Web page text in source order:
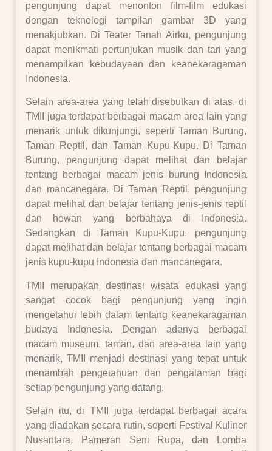
pengunjung dapat menonton film-film edukasi
dengan teknologi tampilan gambar 3D yang
menakjubkan. Di Teater Tanah Airku, pengunjung
dapat menikmati pertunjukan musik dan tari yang
menampilkan kebudayaan dan keanekaragaman
Indonesia.
Selain area-area yang telah disebutkan di atas, di
TMII juga terdapat berbagai macam area lain yang
menarik untuk dikunjungi, seperti Taman Burung,
Taman Reptil, dan Taman Kupu-Kupu. Di Taman
Burung, pengunjung dapat melihat dan belajar
tentang berbagai macam jenis burung Indonesia
dan mancanegara. Di Taman Reptil, pengunjung
dapat melihat dan belajar tentang jenis-jenis reptil
dan hewan yang berbahaya di Indonesia.
Sedangkan di Taman Kupu-Kupu, pengunjung
dapat melihat dan belajar tentang berbagai macam
jenis kupu-kupu Indonesia dan mancanegara.
TMII merupakan destinasi wisata edukasi yang
sangat cocok bagi pengunjung yang ingin
mengetahui lebih dalam tentang keanekaragaman
budaya Indonesia. Dengan adanya berbagai
macam museum, taman, dan area-area lain yang
menarik, TMII menjadi destinasi yang tepat untuk
menambah pengetahuan dan pengalaman bagi
setiap pengunjung yang datang.
Selain itu, di TMII juga terdapat berbagai acara
yang diadakan secara rutin, seperti Festival Kuliner
Nusantara, Pameran Seni Rupa, dan Lomba